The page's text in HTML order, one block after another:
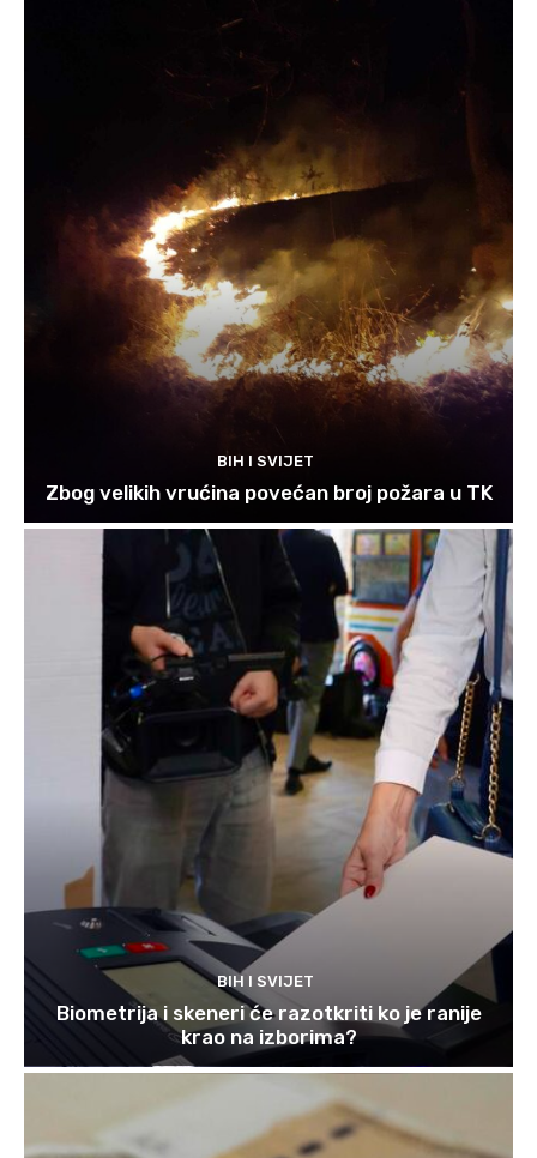
BIH I SVIJET
Zbog velikih vrućina povećan broj požara u TK
BIH I SVIJET
Biometrija i skeneri će razotkriti ko je ranije
krao na izborima?